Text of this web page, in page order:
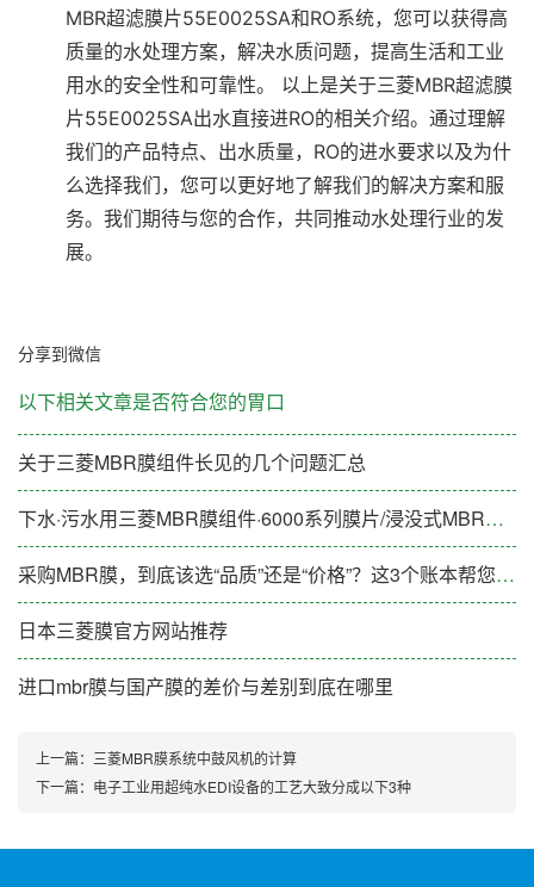
MBR超滤膜片55E0025SA和RO系统，您可以获得高
质量的水处理方案，解决水质问题，提高生活和工业
用水的安全性和可靠性。 以上是关于三菱MBR超滤膜
片55E0025SA出水直接进RO的相关介绍。通过理解
我们的产品特点、出水质量，RO的进水要求以及为什
么选择我们，您可以更好地了解我们的解决方案和服
务。我们期待与您的合作，共同推动水处理行业的发
展。
分享到微信
以下相关文章是否符合您的胃口
关于三菱MBR膜组件长见的几个问题汇总
下水·污水用三菱MBR膜组件·6000系列膜片/浸没式MBR膜片
采购MBR膜，到底该选“品质”还是“价格”？这3个账本帮您算清楚
日本三菱膜官方网站推荐
进口mbr膜与国产膜的差价与差别到底在哪里
上一篇： 三菱MBR膜系统中鼓风机的计算
下一篇： 电子工业用超纯水EDI设备的工艺大致分成以下3种